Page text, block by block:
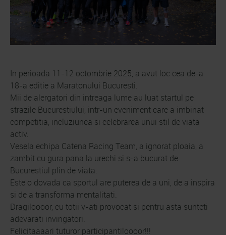
In perioada 11-12 octombrie 2025, a avut loc cea de-a
18-a editie a Maratonului Bucuresti.
Mii de alergatori din intreaga lume au luat startul pe
strazile Bucurestiului, intr-un eveniment care a imbinat
competitia, incluziunea si celebrarea unui stil de viata
activ.
Vesela echipa Catena Racing Team, a ignorat ploaia, a
zambit cu gura pana la urechi si s-a bucurat de
Bucurestiul plin de viata.
Este o dovada ca sportul are puterea de a uni, de a inspira
si de a transforma mentalitati.
Dragiloooor, cu totii v-ati provocat si pentru asta sunteti
adevarati invingatori.
Felicitaaaari tuturor participantiloooor!!!